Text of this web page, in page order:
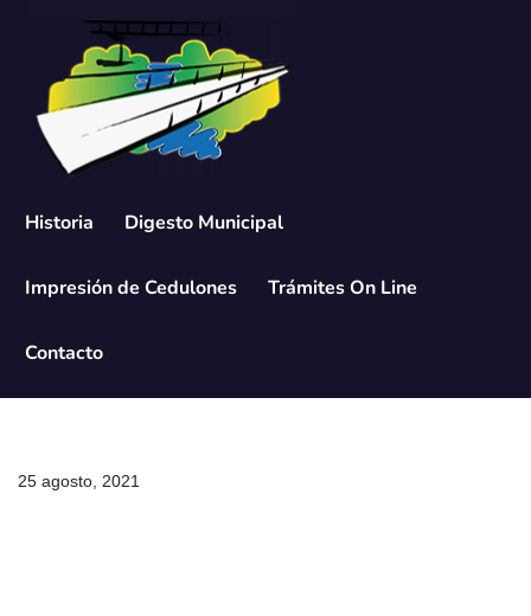
contenido
Historia Digesto Municipal
Impresión de Cedulones Trámites On Line
Contacto
25 agosto, 2021